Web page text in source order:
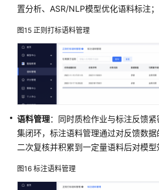
置分析、ASR/NLP模型优化语料标注；
图15 正则打标语料管理
语料管理：同时质检作业与标注反馈
集闭环，标注语料管理通过对反馈数
二次复核并积累到一定量语料后对模型
图16 标注语料管理